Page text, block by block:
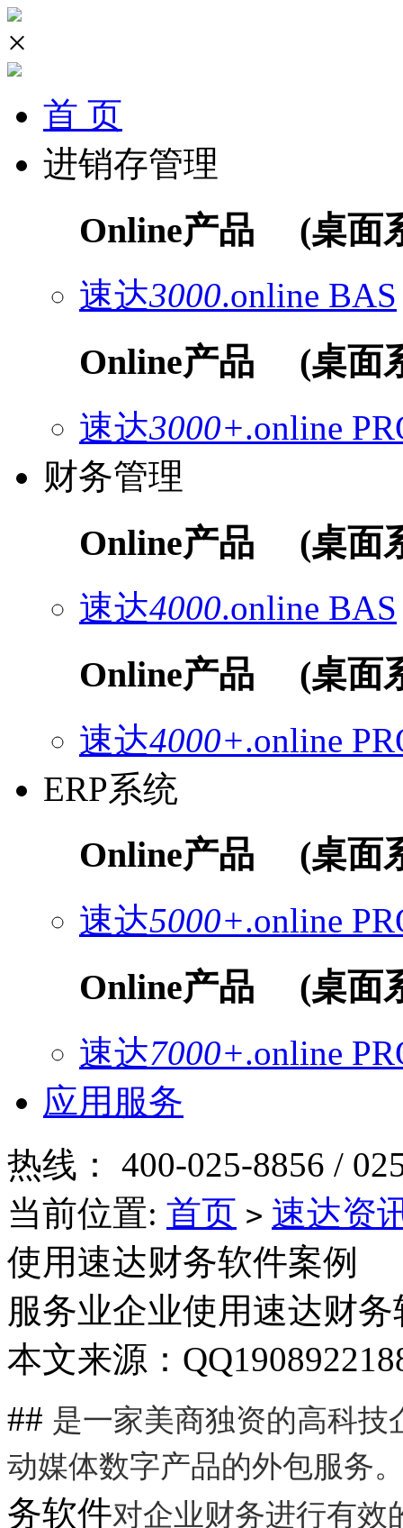
×
首 页
进销存管理
Online产品 (桌面
速达3000.online BAS
Online产品 (桌面
速达3000+.online
财务管理
Online产品 (桌面
速达4000.online BAS
Online产品 (桌面
速达4000+.online
ERP系统
Online产品 (桌面
速达5000+.online
Online产品 (桌面
速达7000+.online
应用服务
热线： 400-025-8856 /
当前位置: 首页 > 速达资
使用速达财务软件案例
服务业企业使用速达财
本文来源：
## 是一家美商独资的高科
动媒体数字产品的外包服务
务软件对企业财务进行有效